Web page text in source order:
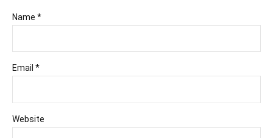
Name *
Email *
Website